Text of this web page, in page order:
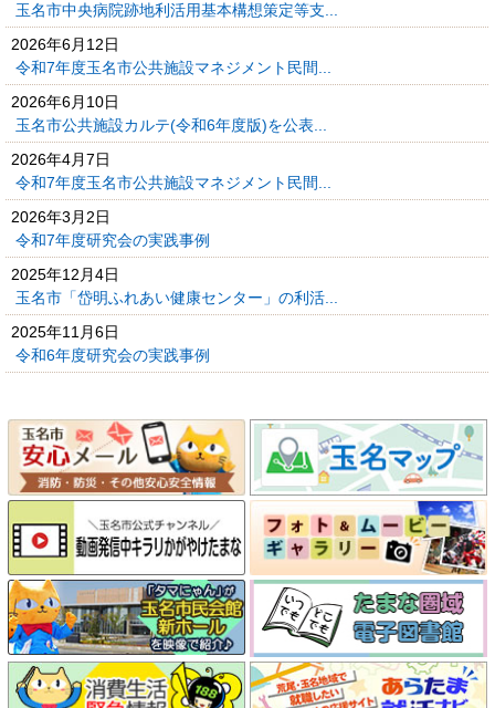
玉名市中央病院跡地利活用基本構想策定等支...
2026年6月12日
令和7年度玉名市公共施設マネジメント民間...
2026年6月10日
玉名市公共施設カルテ(令和6年度版)を公表...
2026年4月7日
令和7年度玉名市公共施設マネジメント民間...
2026年3月2日
令和7年度研究会の実践事例
2025年12月4日
玉名市「岱明ふれあい健康センター」の利活...
2025年11月6日
令和6年度研究会の実践事例